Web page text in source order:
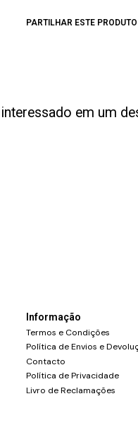
PARTILHAR ESTE PRODUTO
em um
Informação
Termos e Condições
Política de Envios e
Contacto
Política de Privacidade
Livro de Reclamações